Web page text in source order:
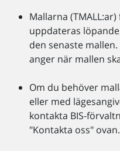
Mallarna
uppdateras
den senaste
anger när mallen
Om du behöver
eller med
kontakta BIS-
"Kontakta oss" ovan.